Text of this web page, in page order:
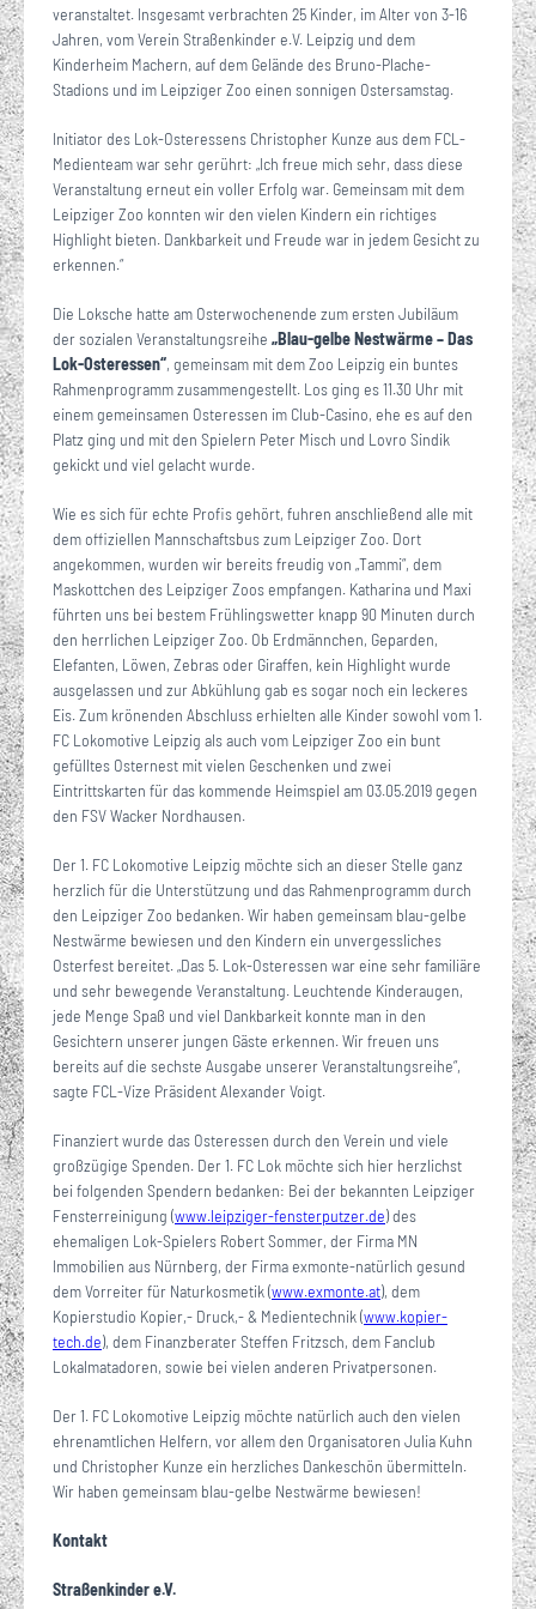
veranstaltet. Insgesamt verbrachten 25 Kinder, im Alter von 3-16
Jahren, vom Verein Straßenkinder e.V. Leipzig und dem
Kinderheim Machern, auf dem Gelände des Bruno-Plache-
Stadions und im Leipziger Zoo einen sonnigen Ostersamstag.
Initiator des Lok-Osteressens Christopher Kunze aus dem FCL-
Medienteam war sehr gerührt: „Ich freue mich sehr, dass diese
Veranstaltung erneut ein voller Erfolg war. Gemeinsam mit dem
Leipziger Zoo konnten wir den vielen Kindern ein richtiges
Highlight bieten. Dankbarkeit und Freude war in jedem Gesicht zu
erkennen.“
Die Loksche hatte am Osterwochenende zum ersten Jubiläum
der sozialen Veranstaltungsreihe „Blau-gelbe Nestwärme – Das
Lok-Osteressen“, gemeinsam mit dem Zoo Leipzig ein buntes
Rahmenprogramm zusammengestellt. Los ging es 11.30 Uhr mit
einem gemeinsamen Osteressen im Club-Casino, ehe es auf den
Platz ging und mit den Spielern Peter Misch und Lovro Sindik
gekickt und viel gelacht wurde.
Wie es sich für echte Profis gehört, fuhren anschließend alle mit
dem offiziellen Mannschaftsbus zum Leipziger Zoo. Dort
angekommen, wurden wir bereits freudig von „Tammi“, dem
Maskottchen des Leipziger Zoos empfangen. Katharina und Maxi
führten uns bei bestem Frühlingswetter knapp 90 Minuten durch
den herrlichen Leipziger Zoo. Ob Erdmännchen, Geparden,
Elefanten, Löwen, Zebras oder Giraffen, kein Highlight wurde
ausgelassen und zur Abkühlung gab es sogar noch ein leckeres
Eis. Zum krönenden Abschluss erhielten alle Kinder sowohl vom 1.
FC Lokomotive Leipzig als auch vom Leipziger Zoo ein bunt
gefülltes Osternest mit vielen Geschenken und zwei
Eintrittskarten für das kommende Heimspiel am 03.05.2019 gegen
den FSV Wacker Nordhausen.
Der 1. FC Lokomotive Leipzig möchte sich an dieser Stelle ganz
herzlich für die Unterstützung und das Rahmenprogramm durch
den Leipziger Zoo bedanken. Wir haben gemeinsam blau-gelbe
Nestwärme bewiesen und den Kindern ein unvergessliches
Osterfest bereitet. „Das 5. Lok-Osteressen war eine sehr familiäre
und sehr bewegende Veranstaltung. Leuchtende Kinderaugen,
jede Menge Spaß und viel Dankbarkeit konnte man in den
Gesichtern unserer jungen Gäste erkennen. Wir freuen uns
bereits auf die sechste Ausgabe unserer Veranstaltungsreihe“,
sagte FCL-Vize Präsident Alexander Voigt.
Finanziert wurde das Osteressen durch den Verein und viele
großzügige Spenden. Der 1. FC Lok möchte sich hier herzlichst
bei folgenden Spendern bedanken: Bei der bekannten Leipziger
Fensterreinigung (www.leipziger-fensterputzer.de) des
ehemaligen Lok-Spielers Robert Sommer, der Firma MN
Immobilien aus Nürnberg, der Firma exmonte-natürlich gesund
dem Vorreiter für Naturkosmetik (www.exmonte.at), dem
Kopierstudio Kopier,- Druck,- & Medientechnik (www.kopier-
tech.de), dem Finanzberater Steffen Fritzsch, dem Fanclub
Lokalmatadoren, sowie bei vielen anderen Privatpersonen.
Der 1. FC Lokomotive Leipzig möchte natürlich auch den vielen
ehrenamtlichen Helfern, vor allem den Organisatoren Julia Kuhn
und Christopher Kunze ein herzliches Dankeschön übermitteln.
Wir haben gemeinsam blau-gelbe Nestwärme bewiesen!
Kontakt
Straßenkinder e.V.